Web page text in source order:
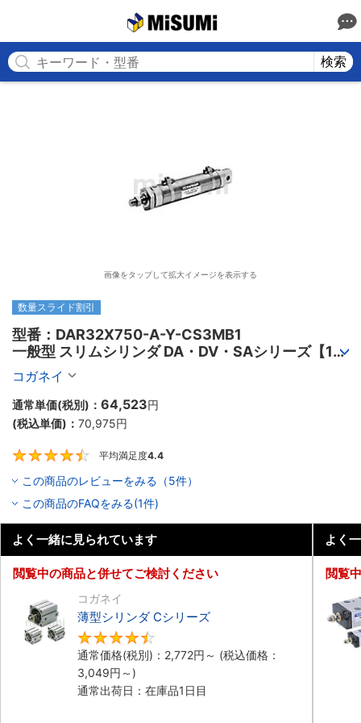
検索
画像をタップして拡大イメージを表示する
数量スライド割引
型番：DAR32X750-A-Y-CS3MB1
一般型 スリムシリンダ DA・DV・SAシリーズ【1～
10個入り】
コガネイ
通常単価(税別)： 64,523円
(税込単価)： 70,975円
平均満足度4.4
この商品のレビューをみる（5件）
この商品のFAQをみる(1件)
よく一緒に見られています
閲覧中の商品と併せてご検討ください
コガネイ
薄型シリンダ Cシリーズ
通常価格(税別)： 2,772円 ～ (税込価格：
3,049円 ～)
通常出荷日：在庫品1日目
よく
閲覧